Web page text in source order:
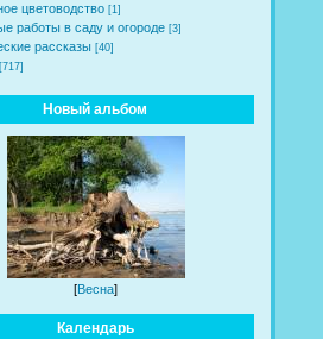
цветоводство [1]
работы в саду и огороде [3]
рассказы [40]
[717]
Новый альбом
[Весна]
Календарь